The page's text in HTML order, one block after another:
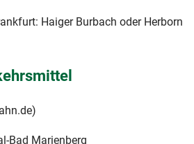
Haiger Burbach oder Herborn
Bad Marienberg